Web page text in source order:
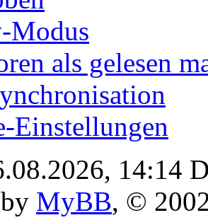
Modus
als gelesen
Einstellungen
14:14
MyBB, ©